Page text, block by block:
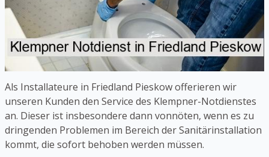
Als Installateure in Friedland Pieskow offerieren wir
unseren Kunden den Service des Klempner-Notdienstes
an. Dieser ist insbesondere dann vonnöten, wenn es zu
dringenden Problemen im Bereich der Sanitärinstallation
kommt, die sofort behoben werden müssen.